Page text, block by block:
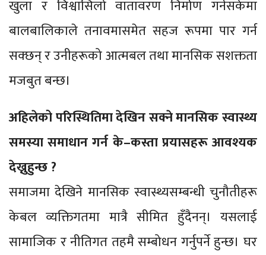
खुला र विश्वासिलो वातावरण निर्माण गर्नसकेमा
बालबालिकाले तनावमासमेत सहज रूपमा पार गर्न
सक्छन् र उनीहरूको आत्मबल तथा मानसिक सशक्तता
मजबुत बन्छ।
अहिलेको परिस्थितिमा देखिन सक्ने मानसिक स्वास्थ्य
समस्या समाधान गर्न के–कस्ता प्रयासहरू आवश्यक
देख्नुहुन्छ ?
समाजमा देखिने मानसिक स्वास्थ्यसम्बन्धी चुनौतीहरू
केबल व्यक्तिगतमा मात्रै सीमित हुँदैनन्। यसलाई
सामाजिक र नीतिगत तहमै सम्बोधन गर्नुपर्ने हुन्छ। घर